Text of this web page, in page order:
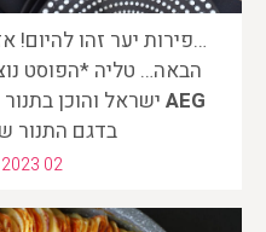
הבאה… טליה *הפוסט
AEG ישראל והוכן בתנור
בדגם התנור
02